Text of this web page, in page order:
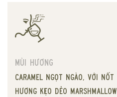
Mùi hương
Caramel ngọt ngào, với nốt
hương kẹo dẻo marshmallow